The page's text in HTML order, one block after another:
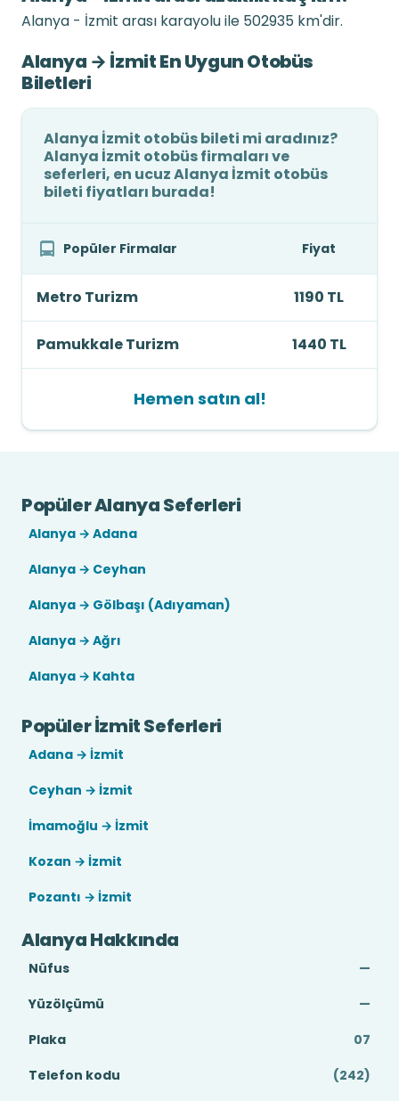
Alanya - İzmit arası karayolu ile 502935 km'dir.
Alanya → İzmit En Uygun Otobüs
Biletleri
Alanya İzmit otobüs bileti mi aradınız?
Alanya İzmit otobüs firmaları ve
seferleri, en ucuz Alanya İzmit otobüs
bileti fiyatları burada!
Popüler Firmalar Fiyat
Metro Turizm 1190 TL
Pamukkale Turizm 1440 TL
Hemen satın al!
Popüler Alanya Seferleri
Alanya → Adana
Alanya → Ceyhan
Alanya → Gölbaşı (Adıyaman)
Alanya → Ağrı
Alanya → Kahta
Popüler İzmit Seferleri
Adana → İzmit
Ceyhan → İzmit
İmamoğlu → İzmit
Kozan → İzmit
Pozantı → İzmit
Alanya Hakkında
Nüfus
—
Yüzölçümü
—
Plaka
07
Telefon kodu
(242)